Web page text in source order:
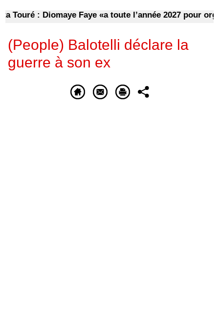
: Diomaye Faye «a toute l’année 2027 pour
(People) Balotelli déclare la
guerre à son ex